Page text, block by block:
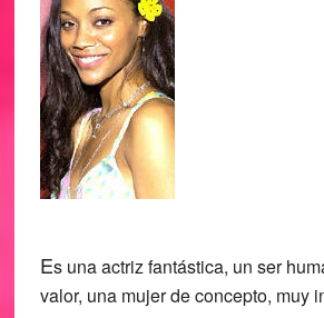
Es una actriz fantástica, un ser
valor, una mujer de concepto, muy